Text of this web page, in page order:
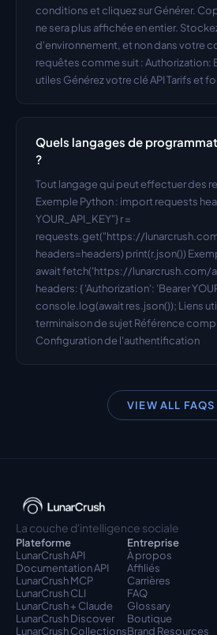
conditions et cliquez sur Générer.
ne sera plus affichée en entier.
d'environnement, et non dans votre
requêtes comme suit : Authorization:
utiles Générez votre clé API Tarifs et
Quels langages de
?
Tout langage qui peut effectuer des
Exemple Python : import requests
YOUR_API_KEY"} r =
requests.get("https://
headers=headers) print(r.json())
await fetch('https://
headers: { 'Authorization': 'Bearer
console.log(await res.json()); Liens
terminaison de sujet Référence
Configuration de l'authentification
VIEW ALL FAQS
La couche d'intelligence sociale
Plateforme
LunarCrush API
Documentation API
LunarCrush MCP
LunarCrush CLI
LunarCrush + Claude
LunarCrush Discover
LunarCrush Collections
Entreprise
À propos
Affiliés
Carrières
FAQ
Glossary
Boutique
Brand Resources